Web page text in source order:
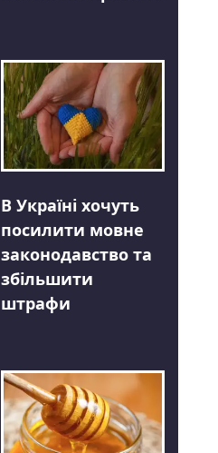
В Україні хочуть
посилити мовне
законодавство та
збільшити
штрафи